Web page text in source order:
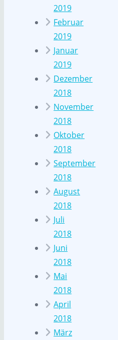
2019
Februar
2019
Januar
2019
Dezember
2018
November
2018
Oktober
2018
September
2018
August
2018
Juli
2018
Juni
2018
Mai
2018
April
2018
März